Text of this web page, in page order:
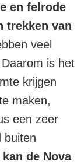
en felrode
trekken van
veel
is het
krijgen
maken,
een zeer
buiten
kan de Nova